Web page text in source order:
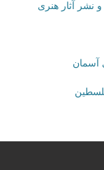
آثار هنری